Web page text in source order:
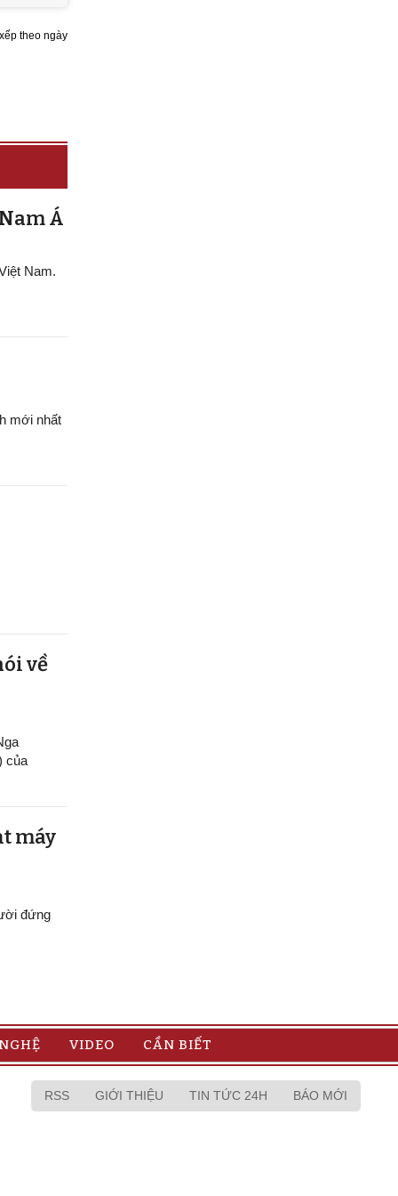
theo ngày
Á
Nam.
mới nhất
về
của
máy
đứng
VIDEO CẦN BIẾT
RSS GIỚI THIỆU TIN TỨC 24H BÁO MỚI